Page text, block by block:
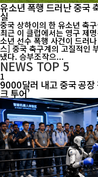
유소년 폭행 드러난 중국
실
중국 상하이의 한 유소년 축
최근 이 클럽에서는 영구 제
소년 선수 폭행 사건이 드러나 논란이
스] 중국 축구계의 고질적인
냈다. 승부조작으...
NEWS TOP 5
1
9000달러 내고 중국 공
크 투어’